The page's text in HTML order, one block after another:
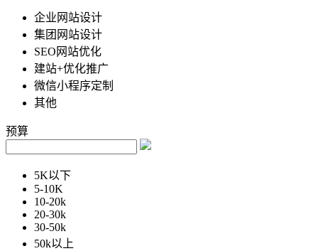
企业网站设计
集团网站设计
SEO网站优化
建站+优化推广
微信小程序定制
其他
预算
5K以下
5-10K
10-20k
20-30k
30-50k
50k以上